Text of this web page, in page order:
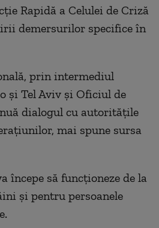
Rapidă a Celulei de Criză
demersurilor specifice în
prin intermediul
şi Tel Aviv şi Oficiul de
dialogul cu autorităţile
mai spune sursa
începe să funcţioneze de la
şi pentru persoanele